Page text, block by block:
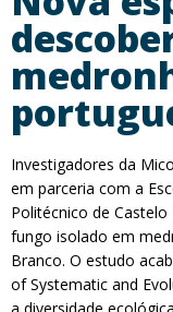
Investigadores da
em parceria com a
Politécnico de Castelo
fungo isolado em
Branco. O estudo
of Systematic and